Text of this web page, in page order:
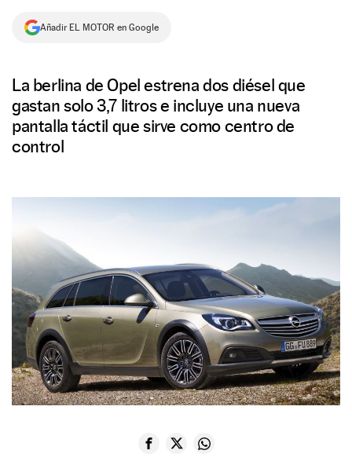
NEWSLETTER
Añadir EL MOTOR en Google
La berlina de Opel estrena dos diésel que
gastan solo 3,7 litros e incluye una nueva
pantalla táctil que sirve como centro de
control